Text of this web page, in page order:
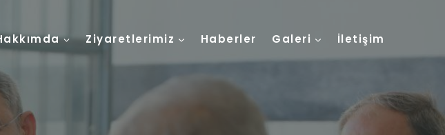
Ziyaretlerimiz Haberler Galeri İletişim